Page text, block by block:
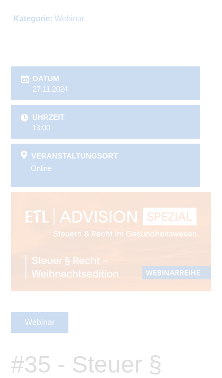
Kategorie: Webinar
DATUM
27.11.2024
UHRZEIT
13:00
VERANSTALTUNGSORT
Online
Webinar
#35 - Steuer §